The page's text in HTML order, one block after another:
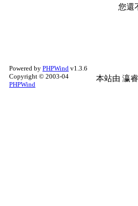
您還
Powered by PHPWind v1.3.6
Copyright © 2003-04
PHPWind
本站由 瀛